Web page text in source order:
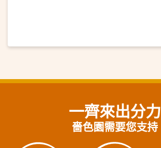
一齊來出分力
嗇色園需要您支持